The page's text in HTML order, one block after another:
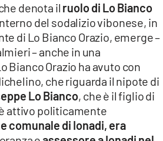
denota il ruolo di Lo Bianco
del sodalizio vibonese, in
di Lo Bianco Orazio, emerge –
– anche in una
Bianco Orazio ha avuto con
che riguarda il nipote di
Lo Bianco, che è il figlio di
attivo politicamente
comunale di Ionadi, era